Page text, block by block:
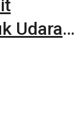
Udara